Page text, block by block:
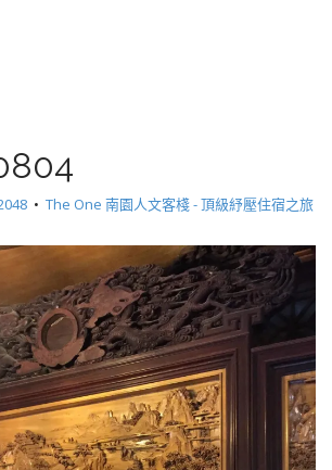
• The One 南園人文客棧 - 頂級紓壓住宿之旅